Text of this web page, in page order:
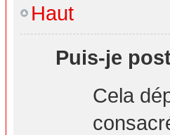
Haut
Puis-je
Cela